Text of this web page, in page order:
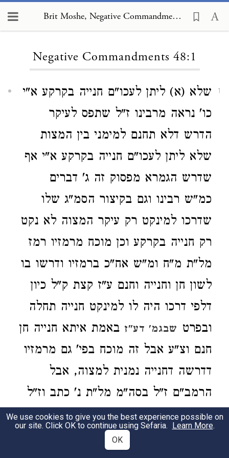
Brit Moshe, Negative Commandments 48:1
Negative Commandments 48:1
1
שלא (א) ליתן לעכו"ם חנייה בקרקע א"י
כו' נראה מרבינו ז"ל שתפס לעיקר
הדרש דלא תחנם למימני בין המצות
שלא ליתן לעכו"ם חנייה בקרקע א"י אף
שדרש הגמרא מפסוק זה ג' דברים
כמ"ש רבינו וגם בקיצור הסמ"ג שלו
שדרכו למינקט רק עיקר המצוה לא נקט
רק חנייה בקרקע וכן מוכח מרמזיו רמז
מל"ת מ"ח ומ"ש אח"כ ברמזיו ודרשו בו
לשון חן וחנייה וחנם ע"ז קצת ק"ל כיון
דלפי דרכו היה לו למינקט חנייה תחלה
ובפרט שבגמ' דע"ז באמת איתא חנייה חן
חנם וצ"ע אבל זה מוכח בפי' גם מרמזיו
דדרשה דחנייה נמנית למצוה, אבל
הרמב"ם ז"ל בסה"מ מל"ת נ' כתב וז"ל
הזהירנו מחמול כלל על עובדי ע"ז
ומליפות דבר מכל מה שמיוחד להם
We use cookies to give you the best experience possible on
our site. Click OK to continue using Sefaria. Learn More.
OK